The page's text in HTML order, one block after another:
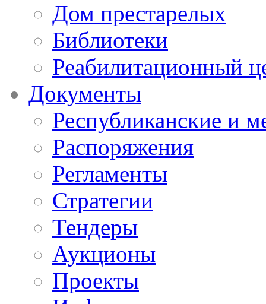
Дом престарелых
Библиотеки
Реабилитационный
Документы
Республиканские и
Распоряжения
Регламенты
Стратегии
Тендеры
Аукционы
Проекты